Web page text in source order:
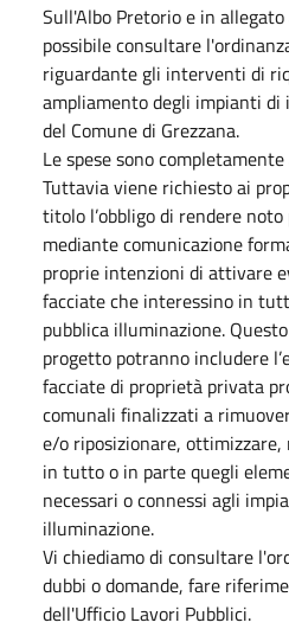
Sull'Albo Pretorio e in
possibile consultare
riguardante gli interventi di
ampliamento degli impianti di
del Comune di Grezzana.
Le spese sono
Tuttavia viene richiesto ai
titolo l’obbligo di rendere
mediante comunicazione
proprie intenzioni di attivare
facciate che interessino in
pubblica illuminazione.
progetto potranno includere
facciate di proprietà privata
comunali finalizzati a
e/o riposizionare,
in tutto o in parte quegli
necessari o connessi agli
illuminazione.
Vi chiediamo di consultare
dubbi o domande, fare
dell'Ufficio Lavori Pubblici.